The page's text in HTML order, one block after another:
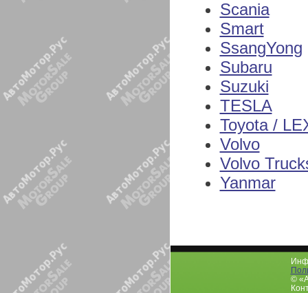
Scania
Smart
SsangYong
Subaru
Suzuki
TESLA
Toyota /
Volvo
Volvo
Yanmar
©